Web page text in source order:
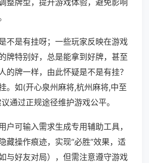
整牌型，提升游戏体验，避免影响
不是有挂呀；一些玩家反映在游戏
牌特别好，总是能拿到好牌，甚至
的牌一样，由此怀疑是不是有挂？
。如(开心泉州麻将,杭州麻将,中至
通过正规途径维护游戏公平。
户可输入需求生成专用辅助工具，
藏操作痕迹，实现“必胜”效果，适
与好友对局），但需注意遵守游戏